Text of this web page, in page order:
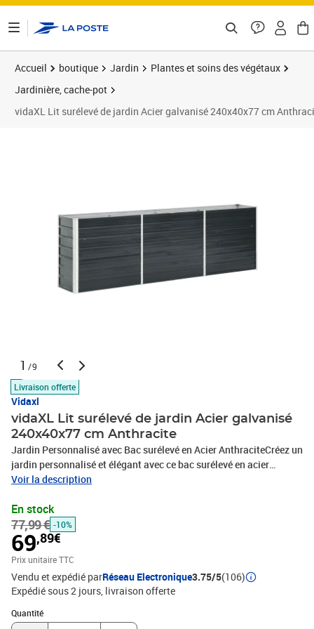
Accueil boutique Jardin
Plantes et soins des végétaux
Jardinière, cache-pot
vidaXL Lit surélevé de jardin Acier galvanisé 240x40x77 cm
1 /9
Livraison offerte
Vidaxl
vidaXL Lit surélevé de jardin Acier galvanisé
240x40x77 cm Anthracite
Jardin Personnalisé avec Bac surélevé en Acier AnthraciteCréez un
jardin personnalisé et élégant avec ce bac surélevé en acier
anthracite. Alliant praticité et design moderne, il offre une
embellissant terrasses, balcons ou jardins.Expérience de
Jardinage Personnalisable: Parfait pour les amateurs de DIY, ce
bac permet de concevoir votre propre disposition des plantations,
apportant créativité et touche personnelle à votre espace
extérieur.Large Espace de Culture: Ses dimensions profondes et
larges offrent beaucoup d’espace pour diverses plantes, favorisant
une croissance saine et la création d’un mini-jardin
florissant.Assemblage Simple & Agréable: Conçu pour un
Voir la description
En stock
77,99 € -10%
69,89€
Prix unitaire TTC
Vendu et expédié parRéseau Electronique3.75/5(106)
Expédié sous 2 jours livraison offerte
Quantité
Quantité : 1